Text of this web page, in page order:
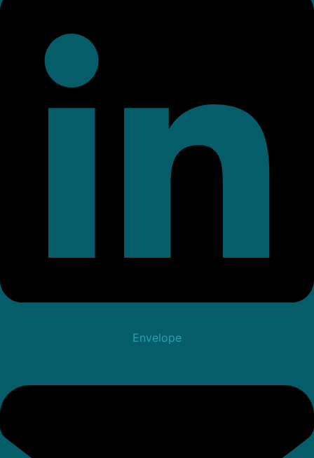
Envelope